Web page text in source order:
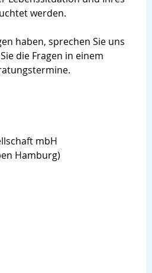
werden.
haben, sprechen Sie uns
die Fragen in einem
mbH
Hamburg)